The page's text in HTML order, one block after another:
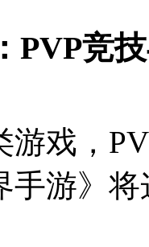
PVP竞
游戏，
手游》